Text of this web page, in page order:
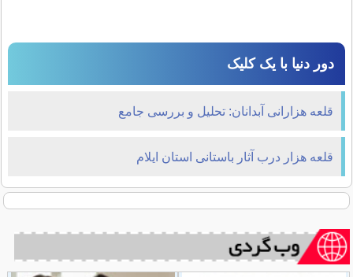
دور دنیا با یک کلیک
قلعه هزارانی آبدانان: تحلیل و بررسی جامع
قلعه هزار درب آثار باستانی استان ایلام